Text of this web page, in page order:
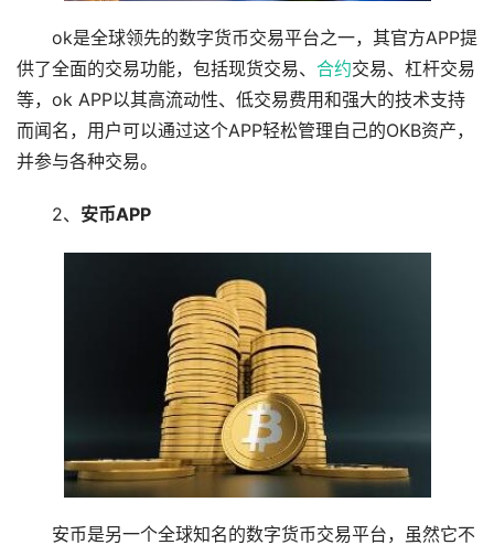
ok是全球领先的数字货币交易平台之一，其官方APP提
供了全面的交易功能，包括现货交易、 合约交易、杠杆交易
等，ok APP以其高流动性、低交易费用和强大的技术支持
而闻名，用户可以通过这个APP轻松管理自己的OKB资产，
并参与各种交易。
2、 安币APP
安币是另一个全球知名的数字货币交易平台，虽然它不